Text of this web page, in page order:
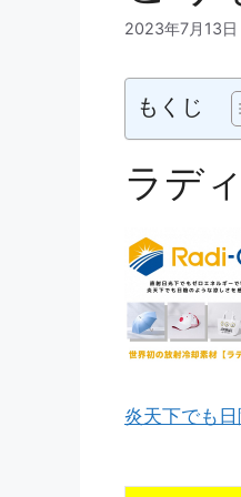
2023年7月13日
もくじ
ラデ
炎天下でも日